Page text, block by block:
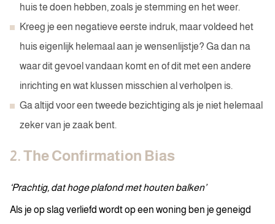
huis te doen hebben, zoals je stemming en het weer.
Kreeg je een negatieve eerste indruk, maar voldeed het
huis eigenlijk helemaal aan je wensenlijstje? Ga dan na
waar dit gevoel vandaan komt en of dit met een andere
inrichting en wat klussen misschien al verholpen is.
Ga altijd voor een tweede bezichtiging als je niet helemaal
zeker van je zaak bent.
2. The Confirmation Bias
‘Prachtig, dat hoge plafond met houten balken’
Als je op slag verliefd wordt op een woning ben je geneigd